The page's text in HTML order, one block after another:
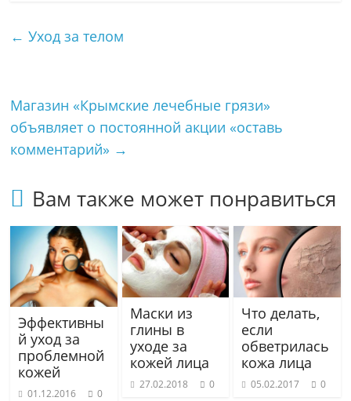
← Уход за телом
Магазин «Крымские лечебные грязи»
объявляет о постоянной акции «оставь
комментарий» →
Вам также может понравиться
Эффективны
й уход за
проблемной
кожей
01.12.2016 0
Маски из
глины в
уходе за
кожей лица
27.02.2018 0
Что делать,
если
обветрилась
кожа лица
05.02.2017 0